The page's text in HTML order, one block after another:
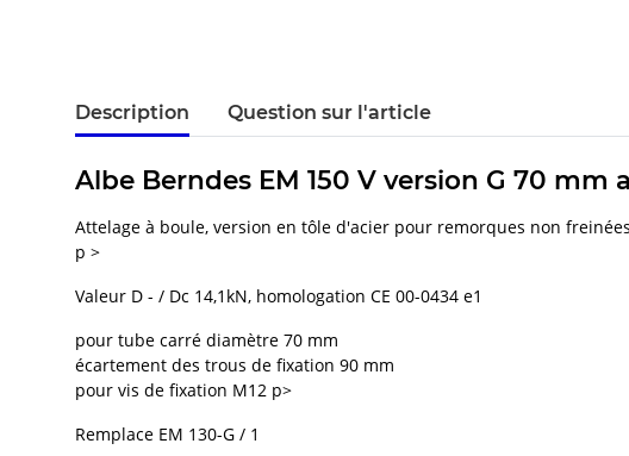
Description Question sur l'article
Albe Berndes EM 150 V version G 70 mm
Attelage à boule, version en tôle d'acier pour remorques non
p >
Valeur D - / Dc 14,1kN, homologation CE 00-0434 e1
pour tube carré diamètre 70 mm
écartement des trous de fixation 90 mm
pour vis de fixation M12 p>
Remplace EM 130-G / 1